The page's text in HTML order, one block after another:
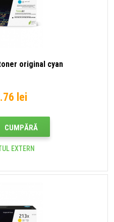
original cyan
lei
CUMPĂRĂ
EXTERN